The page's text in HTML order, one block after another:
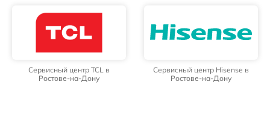
Сервисный центр TCL в
Ростове-на-Дону
Сервисный центр Hisense в
Ростове-на-Дону